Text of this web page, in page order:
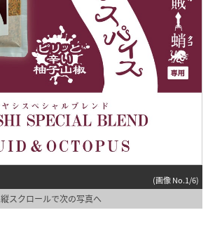
(画像 No.1/6)
縦スクロールで次の写真へ